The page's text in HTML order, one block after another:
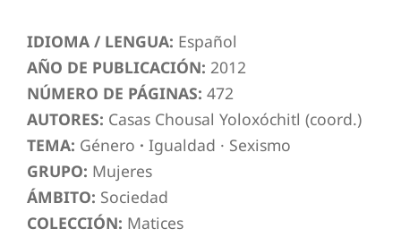
IDIOMA / LENGUA: Español
AÑO DE PUBLICACIÓN: 2012
NÚMERO DE PÁGINAS: 472
AUTORES: Casas Chousal Yoloxóchitl (coord.)
TEMA: Género · Igualdad · Sexismo
GRUPO: Mujeres
ÁMBITO: Sociedad
COLECCIÓN: Matices